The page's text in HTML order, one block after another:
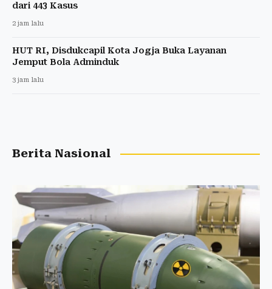
dari 443 Kasus
2 jam lalu
HUT RI, Disdukcapil Kota Jogja Buka Layanan
Jemput Bola Adminduk
3 jam lalu
Berita Nasional